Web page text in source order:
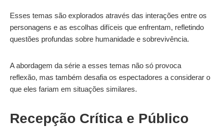
Esses temas são explorados através das interações entre os
personagens e as escolhas difíceis que enfrentam, refletindo
questões profundas sobre humanidade e sobrevivência.
A abordagem da série a esses temas não só provoca
reflexão, mas também desafia os espectadores a considerar o
que eles fariam em situações similares.
Recepção Crítica e Público